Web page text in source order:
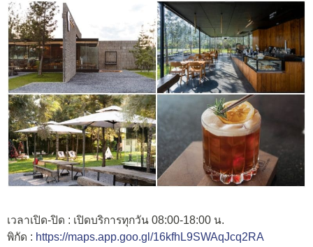
เวลาเปิด-ปิด : เปิดบริการทุกวัน 08:00-18:00 น.
พิกัด : https://maps.app.goo.gl/16kfhL9SWAqJcq2RA